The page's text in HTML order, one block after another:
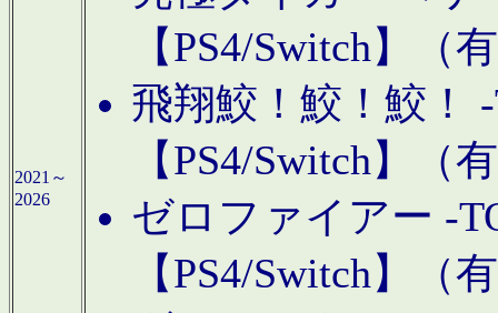
2021～
2026
【PS4/Switch】（
飛翔鮫！鮫！鮫！
【PS4/Switch】（
ゼロファイアー -
【PS4/Switch】（